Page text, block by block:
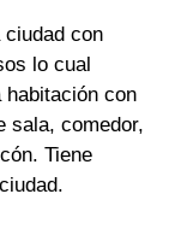
con
lo cual
habitación con
sala, comedor,
Tiene